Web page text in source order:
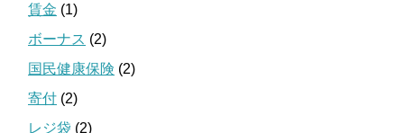
賃金 (1)
ボーナス (2)
国民健康保険 (2)
寄付 (2)
レジ袋 (2)